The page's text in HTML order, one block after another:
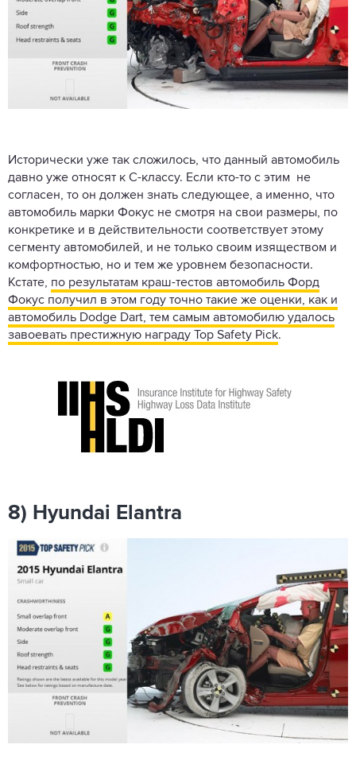
Исторически уже так сложилось, что данный автомобиль
давно уже относят к С-классу. Если кто-то с этим не
согласен, то он должен знать следующее, а именно, что
автомобиль марки Фокус не смотря на свои размеры, по
конкретике и в действительности соответствует этому
сегменту автомобилей, и не только своим изяществом и
комфортностью, но и тем же уровнем безопасности.
Кстате, по результатам краш-тестов автомобиль Форд
Фокус получил в этом году точно такие же оценки, как и
автомобиль Dodge Dart, тем самым автомобилю удалось
завоевать престижную награду Top Safety Pick.
8) Hyundai Elantra